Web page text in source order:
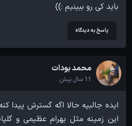
باید کی رو ببینیم :))
پاسخ به دیدگاه
محمد بودات
11 سال پیش
ایده جالبیه حالا اگه گسترش پیدا
این زمینه مثل بهرام عظیمی و